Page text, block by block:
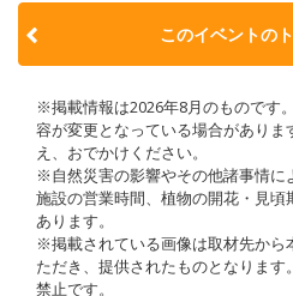
このイベントの
※掲載情報は2026年8月のものです
容が変更となっている場合がありま
え、おでかけください。
※自然災害の影響やその他諸事情に
施設の営業時間、植物の開花・見
あります。
※掲載されている画像は取材先から
ただき、提供されたものとなりま
禁止です。